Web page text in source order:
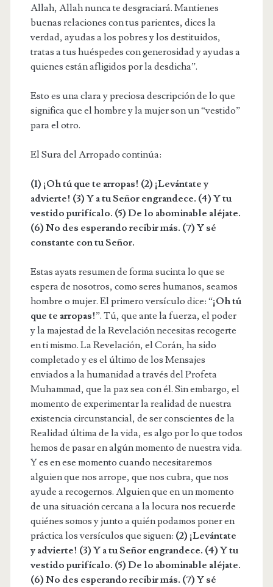
Allah, Allah nunca te desgraciará. Mantienes
buenas relaciones con tus parientes, dices la
verdad, ayudas a los pobres y los destituidos,
tratas a tus huéspedes con generosidad y ayudas a
quienes están afligidos por la desdicha”.
Esto es una clara y preciosa descripción de lo que
significa que el hombre y la mujer son un “vestido”
para el otro.
El Sura del Arropado continúa:
(1) ¡Oh tú que te arropas! (2) ¡Levántate y
advierte! (3) Y a tu Señor engrandece. (4) Y tu
vestido purifícalo. (5) De lo abominable aléjate.
(6) No des esperando recibir más. (7) Y sé
constante con tu Señor.
Estas ayats resumen de forma sucinta lo que se
espera de nosotros, como seres humanos, seamos
hombre o mujer. El primero versículo dice: “¡Oh tú
que te arropas!”. Tú, que ante la fuerza, el poder
y la majestad de la Revelación necesitas recogerte
en ti mismo. La Revelación, el Corán, ha sido
completado y es el último de los Mensajes
enviados a la humanidad a través del Profeta
Muhammad, que la paz sea con él. Sin embargo, el
momento de experimentar la realidad de nuestra
existencia circunstancial, de ser conscientes de la
Realidad última de la vida, es algo por lo que todos
hemos de pasar en algún momento de nuestra vida.
Y es en ese momento cuando necesitaremos
alguien que nos arrope, que nos cubra, que nos
ayude a recogernos. Alguien que en un momento
de una situación cercana a la locura nos recuerde
quiénes somos y junto a quién podamos poner en
práctica los versículos que siguen: (2) ¡Levántate
y advierte! (3) Y a tu Señor engrandece. (4) Y tu
vestido purifícalo. (5) De lo abominable aléjate.
(6) No des esperando recibir más. (7) Y sé